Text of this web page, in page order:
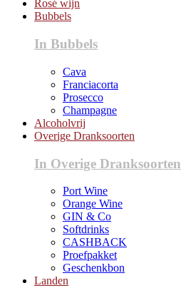
Rosé wijn
Bubbels
In Bubbels
Cava
Franciacorta
Prosecco
Champagne
Alcoholvrij
Overige Dranksoorten
In Overige Dranksoorten
Port Wine
Orange Wine
GIN & Co
Softdrinks
CASHBACK
Proefpakket
Geschenkbon
Landen